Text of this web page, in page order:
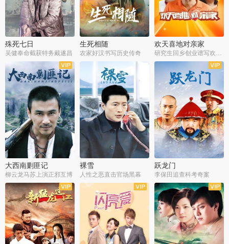
殊死七日
吴健奉命截获特务戴遂昌
生死相随
农家好汉书写历史传奇
欢天喜地对亲家
大西南剿匪记
柳云龙马苏上演正邪互博
全21集
裸雪
人性之恶直击官场黑幕
全30集
跃龙门
李保田追查科考奇案
全36集
全37集 全30集